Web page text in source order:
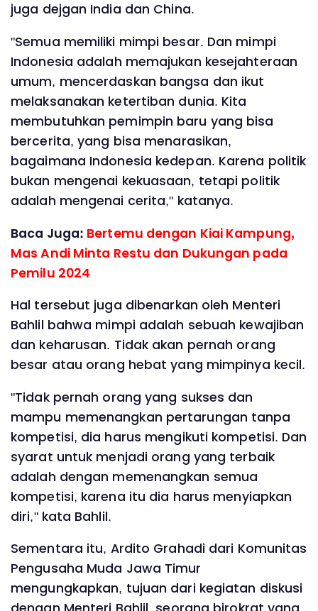
juga dejgan India dan China.
"Semua memiliki mimpi besar. Dan mimpi
Indonesia adalah memajukan kesejahteraan
umum, mencerdaskan bangsa dan ikut
melaksanakan ketertiban dunia. Kita
membutuhkan pemimpin baru yang bisa
bercerita, yang bisa menarasikan,
bagaimana Indonesia kedepan. Karena politik
bukan mengenai kekuasaan, tetapi politik
adalah mengenai cerita," katanya.
Baca Juga: Bertemu dengan Kiai Kampung,
Mas Andi Minta Restu dan Dukungan pada
Pemilu 2024
Hal tersebut juga dibenarkan oleh Menteri
Bahlil bahwa mimpi adalah sebuah kewajiban
dan keharusan. Tidak akan pernah orang
besar atau orang hebat yang mimpinya kecil.
"Tidak pernah orang yang sukses dan
mampu memenangkan pertarungan tanpa
kompetisi, dia harus mengikuti kompetisi. Dan
syarat untuk menjadi orang yang terbaik
adalah dengan memenangkan semua
kompetisi, karena itu dia harus menyiapkan
diri," kata Bahlil.
Sementara itu, Ardito Grahadi dari Komunitas
Pengusaha Muda Jawa Timur
mengungkapkan, tujuan dari kegiatan diskusi